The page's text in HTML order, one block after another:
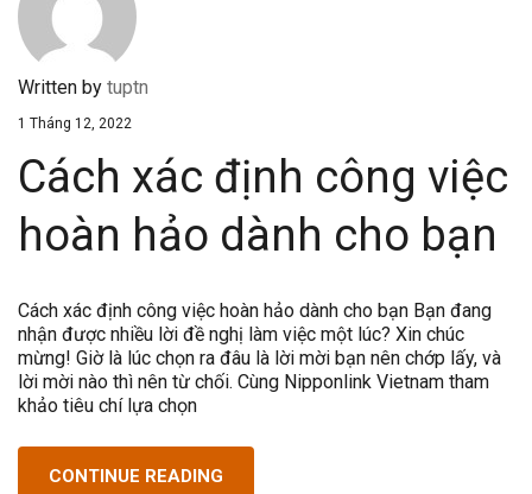
Written by tuptn
1 Tháng 12, 2022
Cách xác định công việc
hoàn hảo dành cho bạn
Cách xác định công việc hoàn hảo dành cho bạn Bạn đang
nhận được nhiều lời đề nghị làm việc một lúc? Xin chúc
mừng! Giờ là lúc chọn ra đâu là lời mời bạn nên chớp lấy, và
lời mời nào thì nên từ chối. Cùng Nipponlink Vietnam tham
khảo tiêu chí lựa chọn
CONTINUE READING